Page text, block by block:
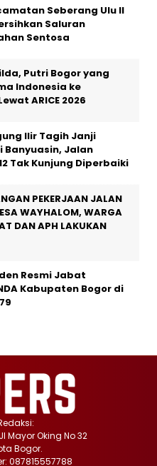
Seberang Ulu II
Saluran
Sentosa
Putri Bogor yang
Indonesia ke
ARICE 2026
Ilir Tagih Janji
Banyuasin, Jalan
Tak Kunjung Diperbaiki
PEKERJAAN JALAN
WAYHALOM, WARGA
DAN APH LAKUKAN
Resmi Jabat
Kabupaten Bogor di
Mayor Oking No 32
Bogor.
087815557788